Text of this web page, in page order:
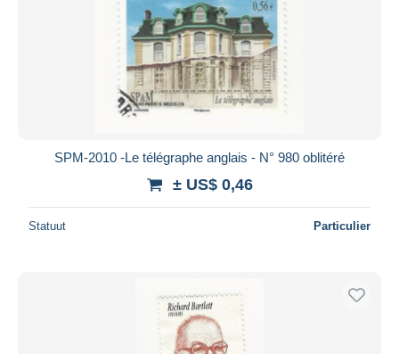
SPM-2010 -Le télégraphe anglais - N° 980 oblitéré
± US$ 0,46
Statuut Particulier